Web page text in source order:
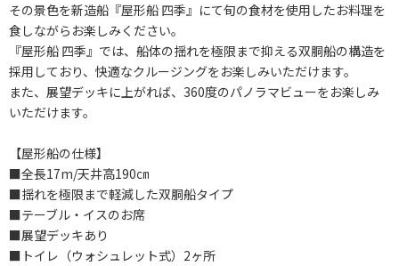
その景色を新造船『屋形船 四季』にて旬の食材を使用したお料理を
食しながらお楽しみください。
『屋形船 四季』では、船体の揺れを極限まで抑える双胴船の構造を
採用しており、快適なクルージングをお楽しみいただけます。
また、展望デッキに上がれば、360度のパノラマビューをお楽しみ
いただけます。
【屋形船の仕様】
■全長17m/天井高190㎝
■揺れを極限まで軽減した双胴船タイプ
■テーブル・イスのお席
■展望デッキあり
■トイレ（ウォシュレット式）2ヶ所